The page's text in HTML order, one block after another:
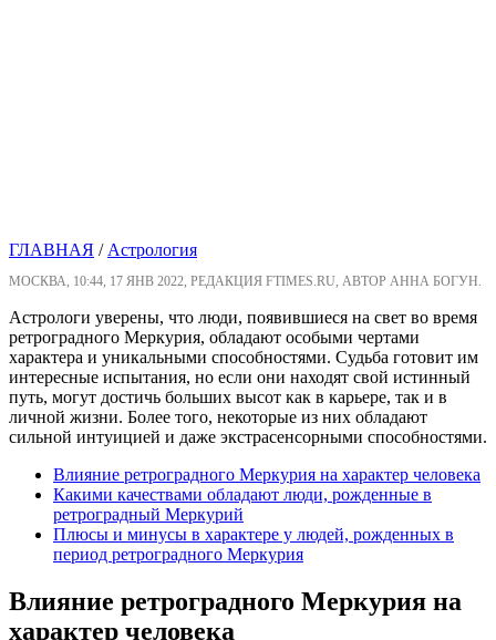
ГЛАВНАЯ /Астрология
МОСКВА, 10:44, 17 ЯНВ 2022, РЕДАКЦИЯ FTIMES.RU, АВТОР АННА БОГУН.
Астрологи уверены, что люди, появившиеся на свет во время
ретроградного Меркурия, обладают особыми чертами
характера и уникальными способностями. Судьба готовит им
интересные испытания, но если они находят свой истинный
путь, могут достичь больших высот как в карьере, так и в
личной жизни. Более того, некоторые из них обладают
сильной интуицией и даже экстрасенсорными способностями.
Влияние ретроградного Меркурия на характер человека
Какими качествами обладают люди, рожденные в
ретроградный Меркурий
Плюсы и минусы в характере у людей, рожденных в
период ретроградного Меркурия
Влияние ретроградного Меркурия на
характер человека